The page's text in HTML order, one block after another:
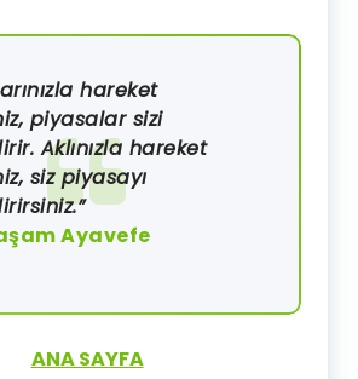
hareket
piyasalar sizi
Aklınızla hareket
siz piyasayı
Ayavefe
ANA SAYFA